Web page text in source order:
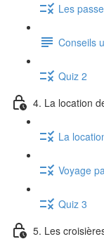
Les
Conseils
Quiz 2
4. La location
La
Voyage
Quiz 3
5. Les